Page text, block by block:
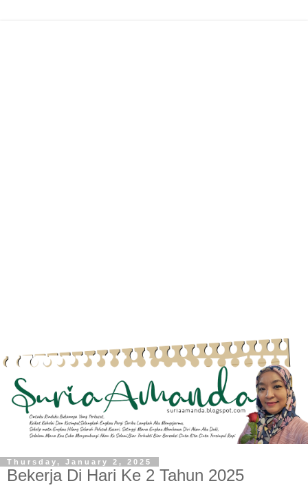
Thursday, January 2, 2025
Bekerja Di Hari Ke 2 Tahun 2025